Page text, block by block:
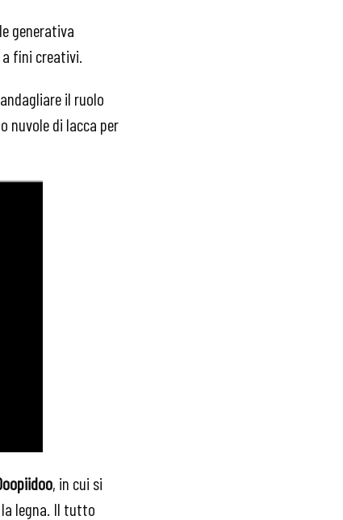
generativa
fini creativi.
il ruolo
nuvole di lacca per
, in cui si
legna. Il tutto